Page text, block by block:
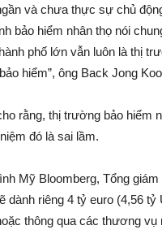
và chưa thực sự chủ
bảo hiểm nhân thọ nói
phố lớn vẫn luôn là thị
hiểm”, ông Back Jong
rằng, thị trường bảo hiểm
đó là sai lầm.
Mỹ Bloomberg, Tổng
dành riêng 4 tỷ euro (4,56
thông qua các thương